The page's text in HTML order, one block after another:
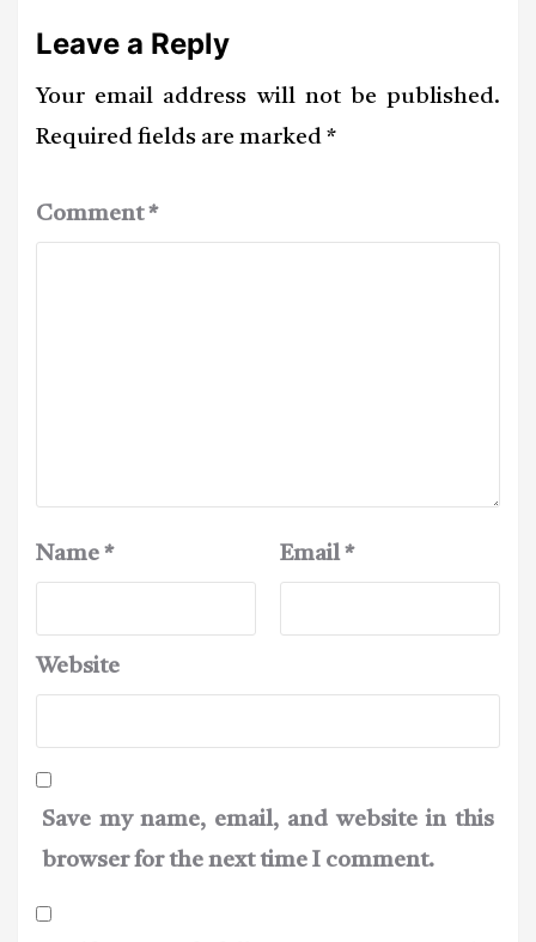
Leave a Reply
Your email address will not be published.
Required fields are marked *
Comment*
Name * Email*
Website
Save my name, email, and website in this
browser for the next time I comment.